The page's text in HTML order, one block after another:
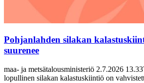
Pohjanlahden silakan
suurenee
maa- ja metsätalousministeriö 2.7.2026
lopullinen silakan kalastuskiintiö on